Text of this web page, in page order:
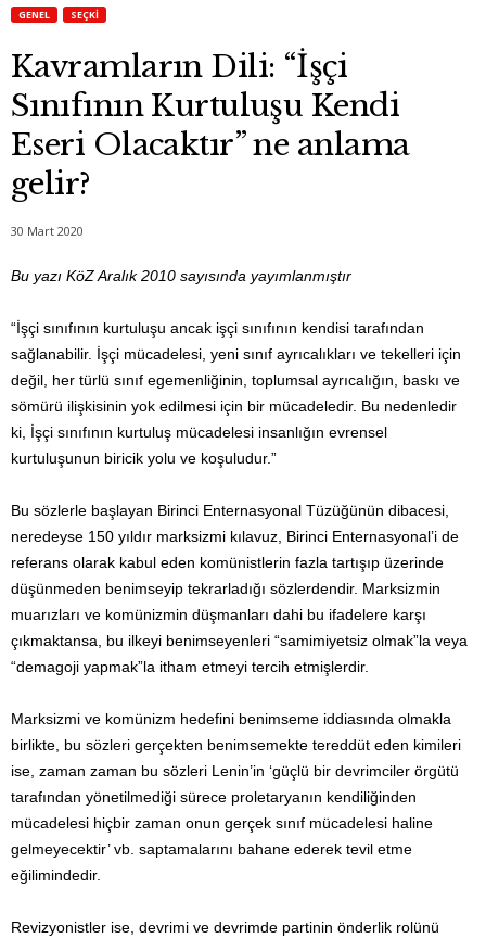
GENEL SEÇKI
Kavramların Dili: “İşçi
Sınıfının Kurtuluşu Kendi
Eseri Olacaktır” ne anlama
gelir?
30 Mart 2020
Bu yazı KöZ Aralık 2010 sayısında yayımlanmıştır
“İşçi sınıfının kurtuluşu ancak işçi sınıfının kendisi tarafından
sağlanabilir. İşçi mücadelesi, yeni sınıf ayrıcalıkları ve tekelleri için
değil, her türlü sınıf egemenliğinin, toplumsal ayrıcalığın, baskı ve
sömürü ilişkisinin yok edilmesi için bir mücadeledir. Bu nedenledir
ki, İşçi sınıfının kurtuluş mücadelesi insanlığın evrensel
kurtuluşunun biricik yolu ve koşuludur.”
Bu sözlerle başlayan Birinci Enternasyonal Tüzüğünün dibacesi,
neredeyse 150 yıldır marksizmi kılavuz, Birinci Enternasyonal’i de
referans olarak kabul eden komünistlerin fazla tartışıp üzerinde
düşünmeden benimseyip tekrarladığı sözlerdendir. Marksizmin
muarızları ve komünizmin düşmanları dahi bu ifadelere karşı
çıkmaktansa, bu ilkeyi benimseyenleri “samimiyetsiz olmak”la veya
“demagoji yapmak”la itham etmeyi tercih etmişlerdir.
Marksizmi ve komünizm hedefini benimseme iddiasında olmakla
birlikte, bu sözleri gerçekten benimsemekte tereddüt eden kimileri
ise, zaman zaman bu sözleri Lenin’in ‘güçlü bir devrimciler örgütü
tarafından yönetilmediği sürece proletaryanın kendiliğinden
mücadelesi hiçbir zaman onun gerçek sınıf mücadelesi haline
gelmeyecektir’ vb. saptamalarını bahane ederek tevil etme
eğilimindedir.
Revizyonistler ise, devrimi ve devrimde partinin önderlik rolünü